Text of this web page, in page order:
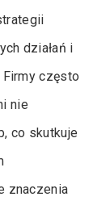
działań i
często
nie
co skutkuje
znaczenia